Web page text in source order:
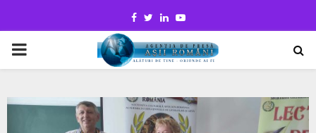
Facebook
TwitterLinkedinYoutube
PRIMARY